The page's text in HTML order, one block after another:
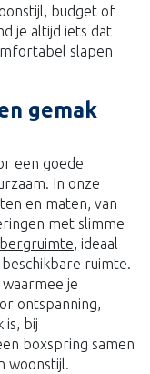
budget of
je altijd iets dat
slapen
gemak
een goede
In onze
en maten, van
met slimme
, ideaal
ruimte.
waarmee je
ontspanning,
is, bij
boxspring samen
woonstijl.